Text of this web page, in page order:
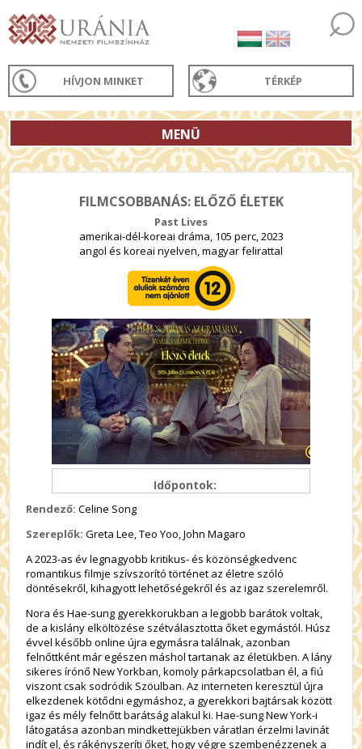
HÍVJON MINKET TÉRKÉP
MENÜ
FILMCSOBBANÁS: ELŐZŐ ÉLETEK
Past Lives
amerikai-dél-koreai dráma, 105 perc, 2023
angol és koreai nyelven, magyar felirattal
Időpontok:
Rendező: Celine Song
Szereplők: Greta Lee, Teo Yoo, John Magaro
A 2023-as év legnagyobb kritikus- és közönségkedvenc
romantikus filmje szívszorító történet az életre szóló
döntésekről, kihagyott lehetőségekről és az igaz szerelemről.
Nora és Hae-sung gyerekkorukban a legjobb barátok voltak,
de a kislány elköltözése szétválasztotta őket egymástól. Húsz
évvel később online újra egymásra találnak, azonban
felnőttként már egészen máshol tartanak az életükben. A lány
sikeres írónő New Yorkban, komoly párkapcsolatban él, a fiú
viszont csak sodródik Szöulban. Az interneten keresztül újra
elkezdenek kötődni egymáshoz, a gyerekkori bajtársak között
igaz és mély felnőtt barátság alakul ki. Hae-sung New York-i
látogatása azonban mindkettejükben váratlan érzelmi lavinát
indít el, és rákényszeríti őket, hogy végre szembenézzenek a